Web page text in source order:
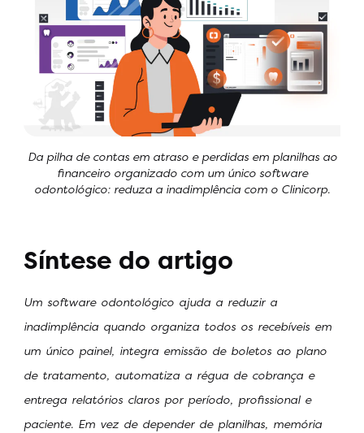
Da pilha de contas em atraso e perdidas em planilhas ao
financeiro organizado com um único software
odontológico: reduza a inadimplência com o Clinicorp.
Síntese do artigo
Um software odontológico ajuda a reduzir a
inadimplência quando organiza todos os recebíveis em
um único painel, integra emissão de boletos ao plano
de tratamento, automatiza a régua de cobrança e
entrega relatórios claros por período, profissional e
paciente. Em vez de depender de planilhas, memória